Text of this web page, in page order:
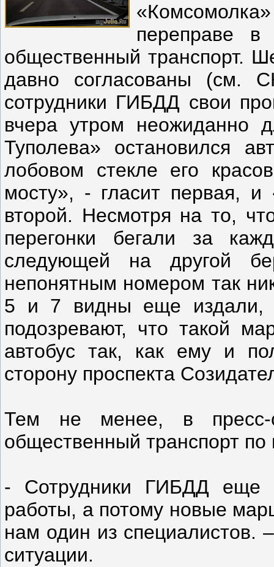
переправе в
общественный транспорт.
давно согласованы
сотрудники ГИБДД свои
вчера утром неожиданно
Туполева» остановился
лобовом стекле его
мосту», - гласит первая,
второй. Несмотря на то,
перегонки бегали за
следующей на другой
непонятным номером так
5 и 7 видны еще издали,
подозревают, что такой
автобус так, как ему и
сторону проспекта
Тем не менее, в пресс-
общественный транспорт
- Сотрудники ГИБДД еще
работы, а потому новые
нам один из специалистов.
ситуации.